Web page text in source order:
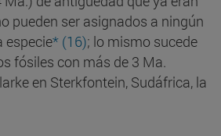
pueden ser asignados a ningún
especie* (16); lo mismo sucede
fósiles con más de 3 Ma.
en Sterkfontein, Sudáfrica, la